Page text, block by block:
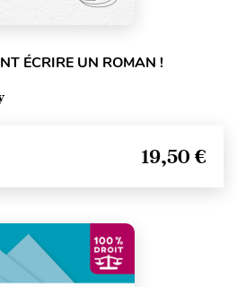
ÉCRIRE UN ROMAN !
19,50 €